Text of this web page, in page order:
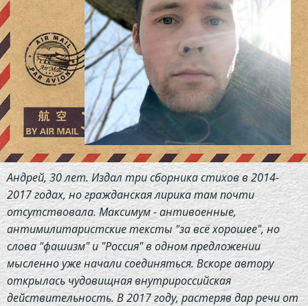
Андрей, 30 лет. Издал три сборника стихов в 2014-
2017 годах, но гражданская лирика там почти
отсутствовала. Максимум - антивоенные,
антимилитаристские тексты "за всё хорошее", но
слова "фашизм" и "Россия" в одном предложении
мысленно уже начали соединяться. Вскоре автору
открылась чудовищная внутрироссийская
действительность. В 2017 году, растеряв дар речи от